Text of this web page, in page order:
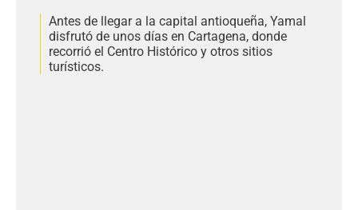
Antes de llegar a la capital antioqueña, Yamal
disfrutó de unos días en Cartagena, donde
recorrió el Centro Histórico y otros sitios
turísticos.